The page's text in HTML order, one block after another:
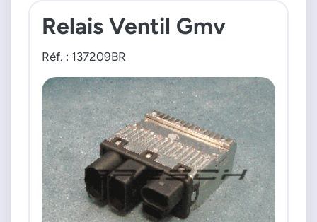
Relais Ventil Gmv
Réf. : 137209BR